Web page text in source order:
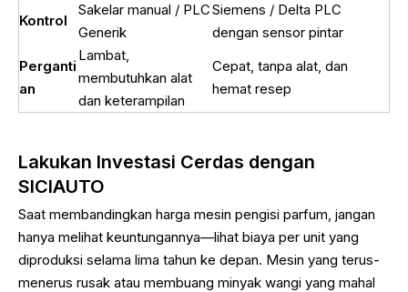
Kontrol
Sakelar manual / PLC
Generik
Siemens / Delta PLC
dengan sensor pintar
Perganti
an
Lambat,
membutuhkan alat
dan keterampilan
Cepat, tanpa alat, dan
hemat resep
Lakukan Investasi Cerdas dengan
SICIAUTO
Saat membandingkan harga mesin pengisi parfum, jangan
hanya melihat keuntungannya—lihat biaya per unit yang
diproduksi selama lima tahun ke depan. Mesin yang terus-
menerus rusak atau membuang minyak wangi yang mahal